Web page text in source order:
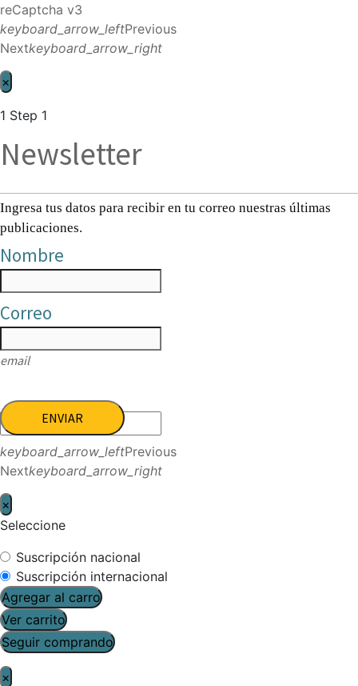
reCaptcha v3
keyboard_arrow_leftPrevious
Nextkeyboard_arrow_right
×
1 Step 1
Newsletter
Ingresa tus datos para recibir en tu correo nuestras últimas
publicaciones.
Nombre
Correo
email
ENVIAR
keyboard_arrow_leftPrevious
Nextkeyboard_arrow_right
×
Seleccione
Suscripción nacional
Suscripción internacional
Agregar al carro
Ver carrito
Seguir comprando
×